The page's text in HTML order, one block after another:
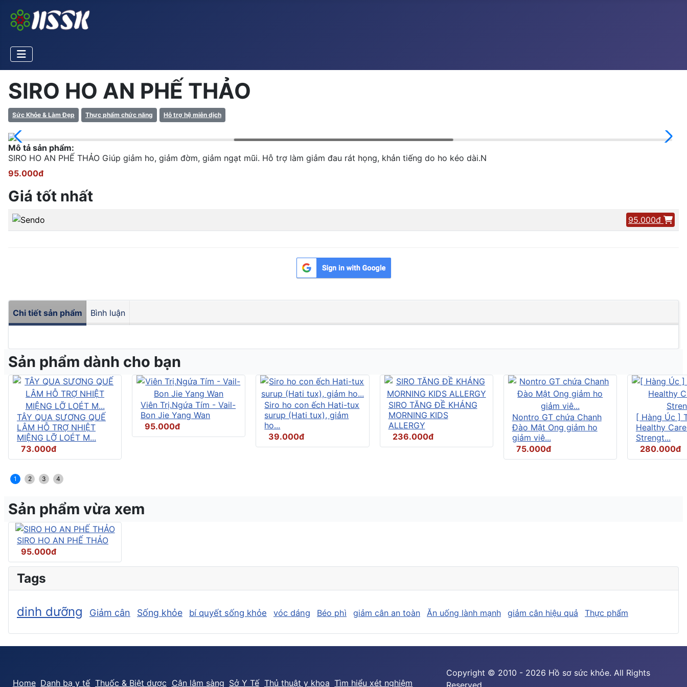
SIRO HO AN PHẾ THẢO
Sức Khỏe & Làm Đẹp Thực phẩm chức năng Hỗ trợ hệ miễn dịch
Mô tả sản phẩm:
SIRO HO AN PHẾ THẢO Giúp giảm ho, giảm đờm, giảm ngạt mũi. Hỗ trợ làm giảm đau rát họng, khản tiếng do ho kéo dài.N
95.000đ
Giá tốt nhất
95.000đ
Chi tiết sản phẩm Bình luận
Sản phẩm dành cho bạn
TÂY QUA SƯƠNG QUẾ
LÂM HỖ TRỢ NHIỆT
MIỆNG LỠ LOÉT M...
73.000đ
Viên Trị.Ngứa Tím - Vail-
Bon Jie Yang Wan
95.000đ
Siro ho con ếch Hati-tux
surup (Hati tux), giảm
ho...
39.000đ
SIRO TĂNG ĐỀ KHÁNG
MORNING KIDS
ALLERGY
236.000đ
Nontro GT chứa Chanh
Đào Mật Ong giảm ho
giảm viê...
75.000đ
[ Hàng Úc ]
Healthy
Strengt...
280.000đ
1 2 3 4
Sản phẩm vừa xem
SIRO HO AN PHẾ THẢO
95.000đ
Tags
dinh dưỡng Giảm cân Sống khỏe bí quyết sống khỏe vóc dáng Béo phì giảm cân an toàn Ăn uống lành mạnh giảm cân hiệu quả Thực phẩm
Home Danh bạ y tế Thuốc & Biệt dược Cận lâm sàng Sở Y Tế Thủ thuật y khoa Tìm hiểu xét nghiệm
Copyright © 2010 - 2026 Hồ sơ sức khỏe. All Rights